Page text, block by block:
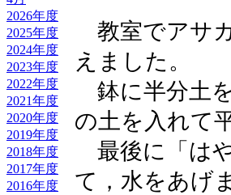
2026年度
2025年度
2024年度
2023年度
2022年度
2021年度
2020年度
2019年度
2018年度
2017年度
2016年度
教室でアサ
えました。
鉢に半分土
の土を入れて
最後に「は
て，水をあげ